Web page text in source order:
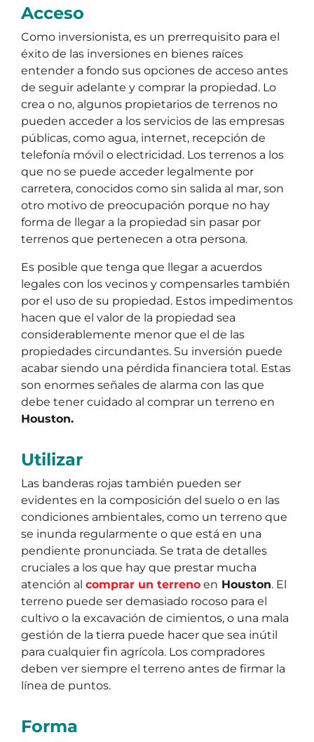
Acceso
Como inversionista, es un prerrequisito para el
éxito de las inversiones en bienes raíces
entender a fondo sus opciones de acceso antes
de seguir adelante y comprar la propiedad. Lo
crea o no, algunos propietarios de terrenos no
pueden acceder a los servicios de las empresas
públicas, como agua, internet, recepción de
telefonía móvil o electricidad. Los terrenos a los
que no se puede acceder legalmente por
carretera, conocidos como sin salida al mar, son
otro motivo de preocupación porque no hay
forma de llegar a la propiedad sin pasar por
terrenos que pertenecen a otra persona.
Es posible que tenga que llegar a acuerdos
legales con los vecinos y compensarles también
por el uso de su propiedad. Estos impedimentos
hacen que el valor de la propiedad sea
considerablemente menor que el de las
propiedades circundantes. Su inversión puede
acabar siendo una pérdida financiera total. Estas
son enormes señales de alarma con las que
debe tener cuidado al comprar un terreno en
Houston.
Utilizar
Las banderas rojas también pueden ser
evidentes en la composición del suelo o en las
condiciones ambientales, como un terreno que
se inunda regularmente o que está en una
pendiente pronunciada. Se trata de detalles
cruciales a los que hay que prestar mucha
atención al comprar un terreno en Houston. El
terreno puede ser demasiado rocoso para el
cultivo o la excavación de cimientos, o una mala
gestión de la tierra puede hacer que sea inútil
para cualquier fin agrícola. Los compradores
deben ver siempre el terreno antes de firmar la
línea de puntos.
Forma